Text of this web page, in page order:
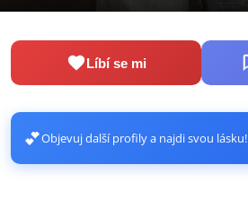
Líbí se mi
💕Objevuj další profily a najdi svou lásku!